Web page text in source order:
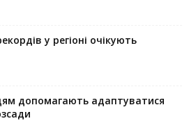
у регіоні очікують
допомагають адаптуватися